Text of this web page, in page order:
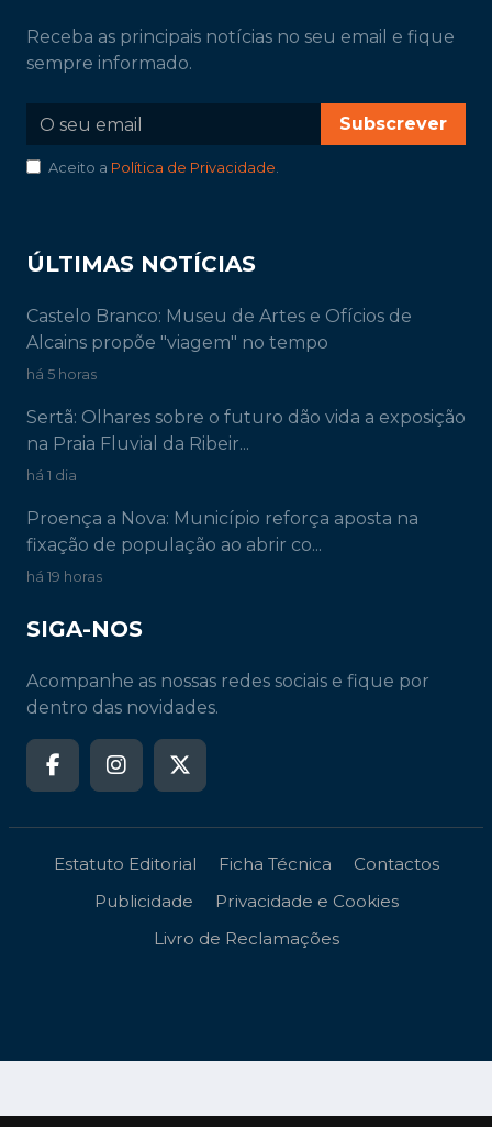
Receba as principais notícias no seu email e fique
sempre informado.
Subscrever
Aceito a Política de Privacidade.
ÚLTIMAS NOTÍCIAS
Castelo Branco: Museu de Artes e Ofícios de
Alcains propõe "viagem" no tempo
há 5 horas
Sertã: Olhares sobre o futuro dão vida a exposição
na Praia Fluvial da Ribeir...
há 1 dia
Proença a Nova: Município reforça aposta na
fixação de população ao abrir co...
há 19 horas
SIGA-NOS
Acompanhe as nossas redes sociais e fique por
dentro das novidades.
Estatuto Editorial Ficha Técnica
Contactos
Publicidade
Privacidade e Cookies
Livro de Reclamações